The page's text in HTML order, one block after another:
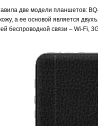
две модели планшетов:
а ее основой является
беспроводной связи – Wi-Fi,